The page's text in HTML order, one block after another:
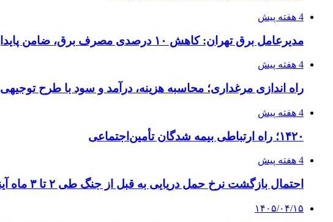
4 هفته پیش
مدیرعامل برق تهران: کاهش ۱۰ درصدی مصرف برق، ضامن پایداری شبکه است
4 هفته پیش
راه اندازی مرغداری؛ محاسبه هزینه، درآمد و سود با طرح توجیهی
4 هفته پیش
۱۴۲۰؛ راه ارتباطی بیمه شدگان تأمین‌اجتماعی
4 هفته پیش
احتمال بازگشت نرخ حمل دریایی به قبل از جنگ طی ۲ تا ۳ ماه آینده
۱۴۰۵/۰۴/۱۵